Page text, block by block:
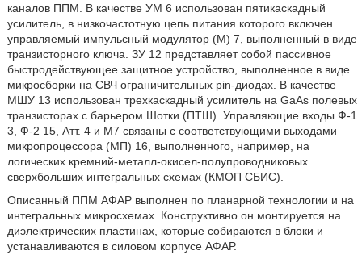
каналов ППМ. В качестве УМ 6 использован пятикаскадный
усилитель, в низкочастотную цепь питания которого включен
управляемый импульсный модулятор (М) 7, выполненный в виде
транзисторного ключа. ЗУ 12 представляет собой пассивное
быстродействующее защитное устройство, выполненное в виде
микросборки на СВЧ ограничительных pin-диодах. В качестве
МШУ 13 использован трехкаскадный усилитель на GaAs полевых
транзисторах с барьером Шотки (ПТШ). Управляющие входы Ф-1
3, Ф-2 15, Атт. 4 и М7 связаны с соответствующими выходами
микропроцессора (МП) 16, выполненного, например, на
логических кремний-металл-окисел-полупроводниковых
сверхбольших интегральных схемах (КМОП СБИС).
Описанный ППМ АФАР выполнен по планарной технологии и на
интегральных микросхемах. Конструктивно он монтируется на
диэлектрических пластинах, которые собираются в блоки и
устанавливаются в силовом корпусе АФАР.